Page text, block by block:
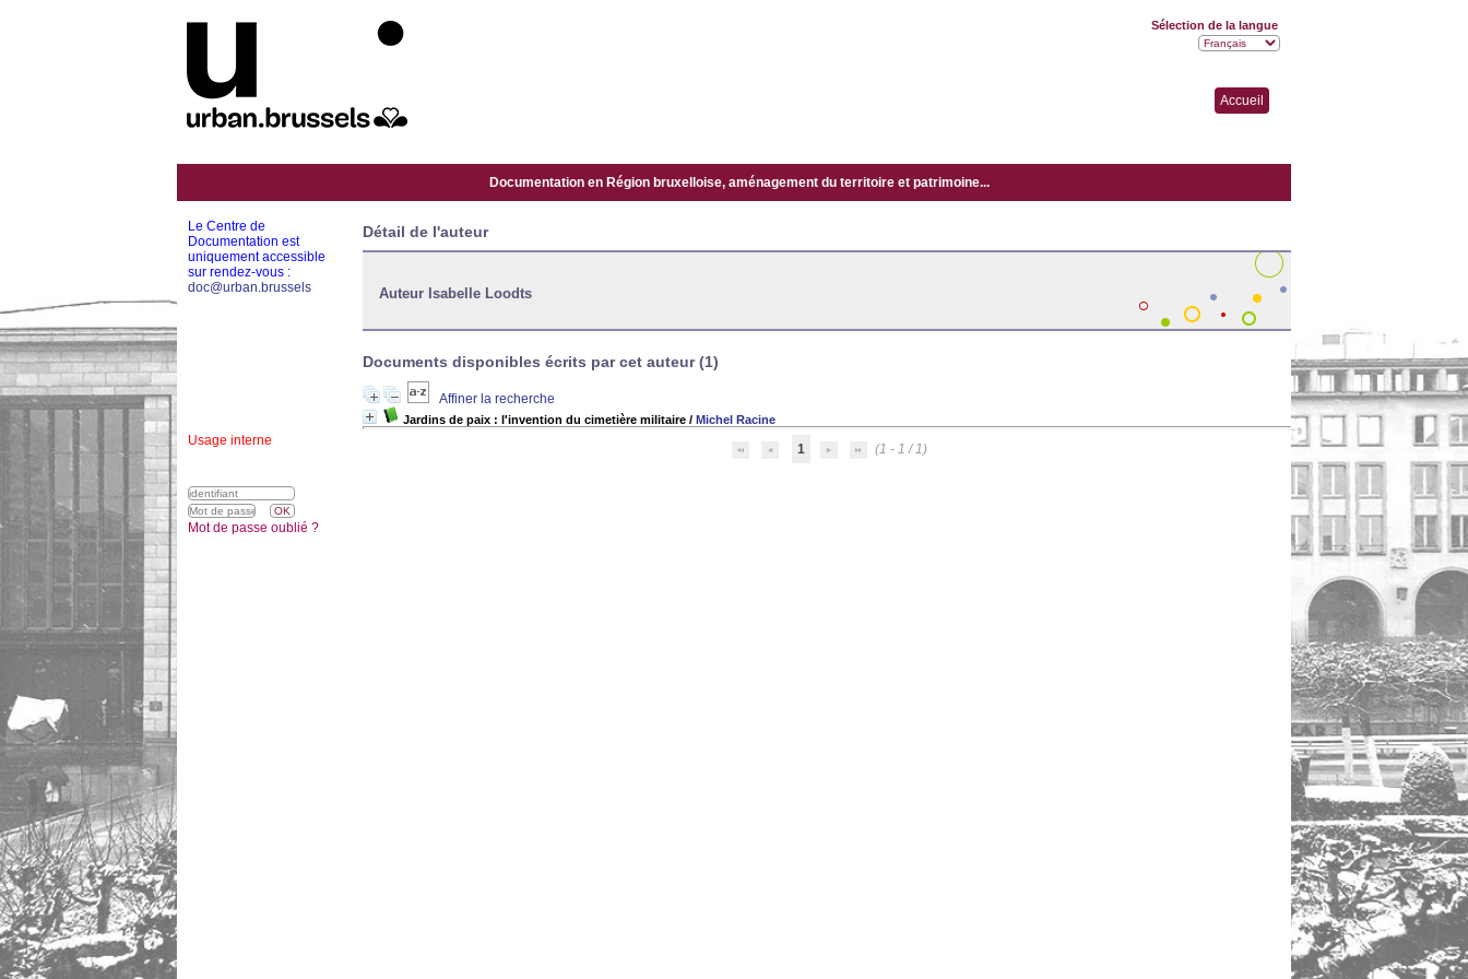
Accueil
Documentation en Région bruxelloise, aménagement du territoire et patrimoine...
Détail de l'auteur
Auteur Isabelle Loodts
Documents disponibles écrits par cet auteur (1)
Affiner la recherche
Jardins de paix : l'invention du cimetière militaire / Michel Racine
1 (1 - 1 / 1)
Le Centre de
Documentation est
uniquement accessible
sur rendez-vous :
doc@urban.brussels
Usage interne
Sélection de la langue
Mot de passe oublié ?